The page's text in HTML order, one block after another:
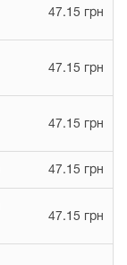
47.15 грн
47.15 грн
47.15 грн
47.15 грн
47.15 грн